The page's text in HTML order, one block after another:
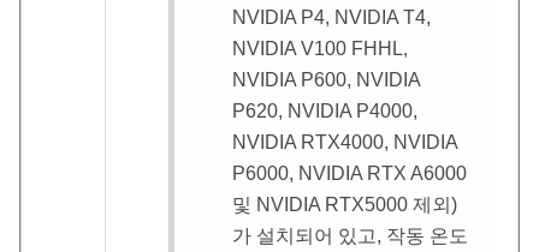
NVIDIA P4, NVIDIA T4,
NVIDIA V100 FHHL,
NVIDIA P600, NVIDIA
P620, NVIDIA P4000,
NVIDIA RTX4000, NVIDIA
P6000, NVIDIA RTX A6000
및 NVIDIA RTX5000 제외)
가 설치되어 있고, 작동 온도